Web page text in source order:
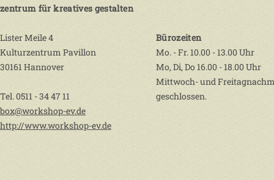
zentrum für kreatives gestalten
Lister Meile 4
Kulturzentrum Pavillon
30161 Hannover
Tel. 0511 - 34 47 11
box@workshop-ev.de
http://www.workshop-ev.de
Bürozeiten
Mo. - Fr. 10.00 - 13.00 Uhr
Mo, Di, Do 16.00 - 18.00 Uhr
Mittwoch- und
geschlossen.